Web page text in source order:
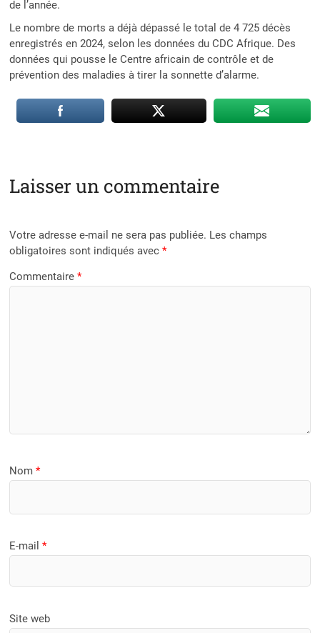
de l’année.
Le nombre de morts a déjà dépassé le total de 4 725 décès
enregistrés en 2024, selon les données du CDC Afrique. Des
données qui pousse le Centre africain de contrôle et de
prévention des maladies à tirer la sonnette d’alarme.
Laisser un commentaire
Votre adresse e-mail ne sera pas publiée. Les champs
obligatoires sont indiqués avec*
Commentaire*
Nom*
E-mail*
Site web